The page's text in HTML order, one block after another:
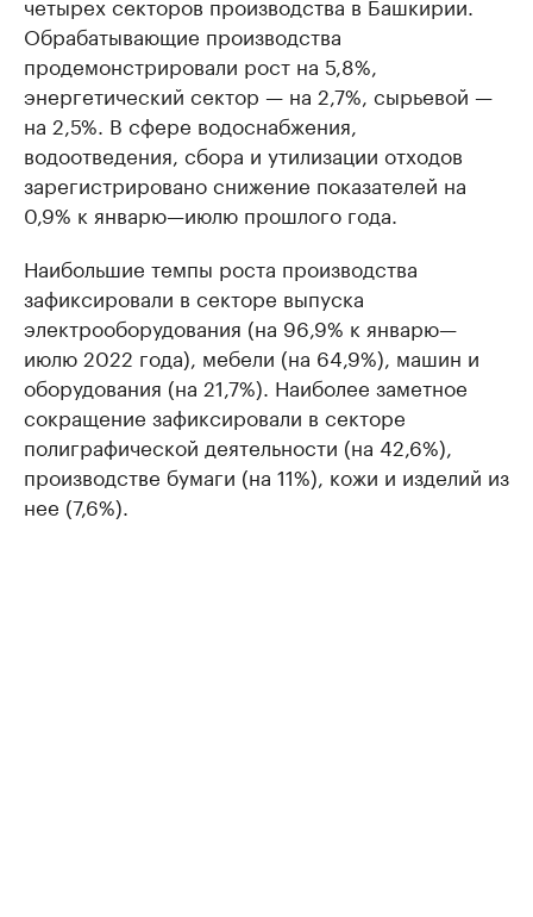
Обрабатывающие производства
продемонстрировали рост на 5,8%,
энергетический сектор — на 2,7%, сырьевой —
на 2,5%. В сфере водоснабжения,
водоотведения, сбора и утилизации отходов
зарегистрировано снижение показателей на
0,9% к январю—июлю прошлого года.
Наибольшие темпы роста производства
зафиксировали в секторе выпуска
электрооборудования (на 96,9% к январю—
июлю 2022 года), мебели (на 64,9%), машин и
оборудования (на 21,7%). Наиболее заметное
сокращение зафиксировали в секторе
полиграфической деятельности (на 42,6%),
производстве бумаги (на 11%), кожи и изделий из
нее (7,6%).